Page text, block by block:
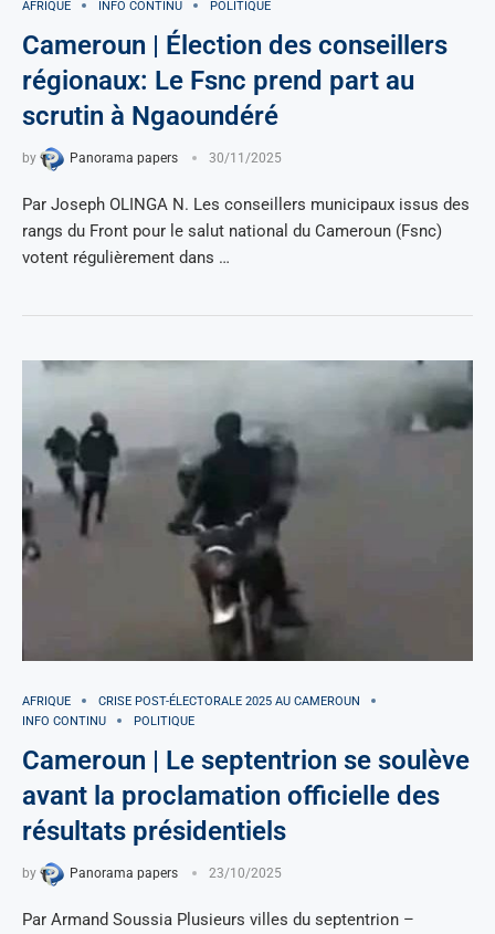
AFRIQUE INFO CONTINU POLITIQUE
Cameroun | Élection des conseillers
régionaux: Le Fsnc prend part au
scrutin à Ngaoundéré
by Panorama papers 30/11/2025
Par Joseph OLINGA N. Les conseillers municipaux issus des
rangs du Front pour le salut national du Cameroun (Fsnc)
votent régulièrement dans …
AFRIQUE
CRISE POST-ÉLECTORALE 2025 AU CAMEROUN
INFO CONTINU
POLITIQUE
Cameroun | Le septentrion se soulève
avant la proclamation officielle des
résultats présidentiels
by Panorama papers 23/10/2025
Par Armand Soussia Plusieurs villes du septentrion –